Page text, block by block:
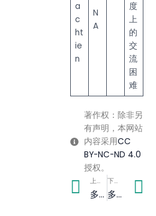
a
c
ht
ie
n
N
A
度
上
的
交
流
困
难
著作权：除非另
有声明，本网站
内容采用CC
BY-NC-ND 4.0
授权。
Prev
上一篇
多意识体社区成员职责表
下一篇
多重人格？解离症？一篇文章全搞定